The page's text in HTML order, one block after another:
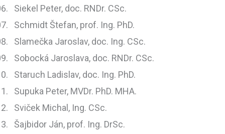
Siekel Peter, doc. RNDr. CSc.
Schmidt Štefan, prof. Ing. PhD.
Slamečka Jaroslav, doc. Ing. CSc.
Sobocká Jaroslava, doc. RNDr. CSc.
Staruch Ladislav, doc. Ing. PhD.
Supuka Peter, MVDr. PhD. MHA.
Sviček Michal, Ing. CSc.
Šajbidor Ján, prof. Ing. DrSc.